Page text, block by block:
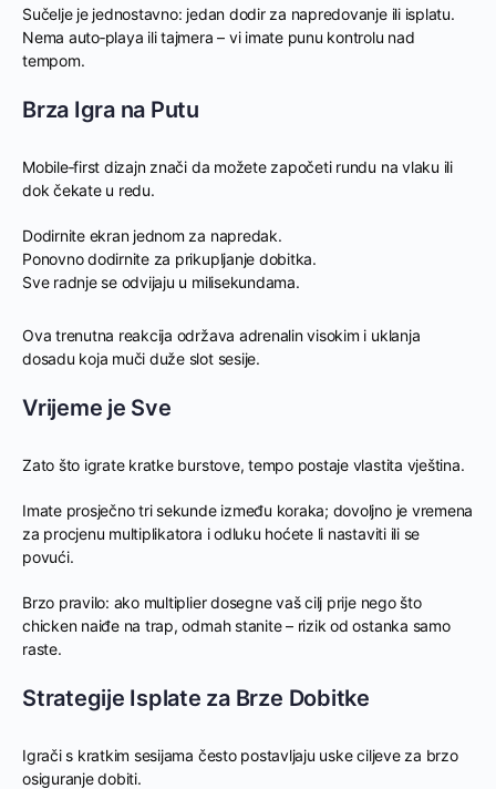
Sučelje je jednostavno: jedan dodir za napredovanje ili isplatu.
Nema auto‑playa ili tajmera – vi imate punu kontrolu nad
tempom.
Brza Igra na Putu
Mobile‑first dizajn znači da možete započeti rundu na vlaku ili
dok čekate u redu.
Dodirnite ekran jednom za napredak.
Ponovno dodirnite za prikupljanje dobitka.
Sve radnje se odvijaju u milisekundama.
Ova trenutna reakcija održava adrenalin visokim i uklanja
dosadu koja muči duže slot sesije.
Vrijeme je Sve
Zato što igrate kratke burstove, tempo postaje vlastita vještina.
Imate prosječno tri sekunde između koraka; dovoljno je vremena
za procjenu multiplikatora i odluku hoćete li nastaviti ili se
povući.
Brzo pravilo: ako multiplier dosegne vaš cilj prije nego što
chicken naiđe na trap, odmah stanite – rizik od ostanka samo
raste.
Strategije Isplate za Brze Dobitke
Igrači s kratkim sesijama često postavljaju uske ciljeve za brzo
osiguranje dobiti.